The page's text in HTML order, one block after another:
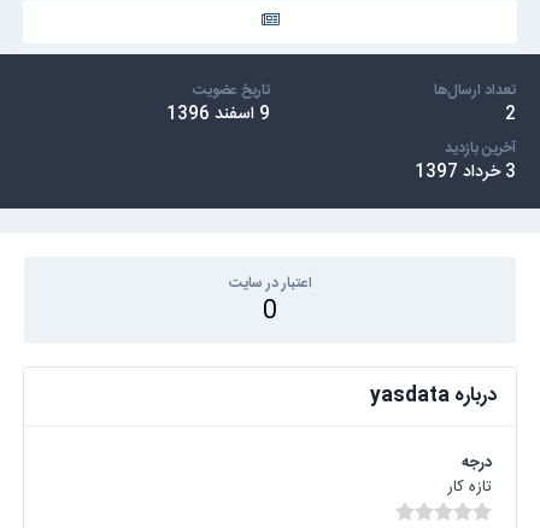
تعداد ارسال‌ها
2
تاریخ عضویت
9 اسفند 1396
آخرین بازدید
3 خرداد 1397
اعتبار در سایت
0
درباره yasdata
درجه
تازه کار